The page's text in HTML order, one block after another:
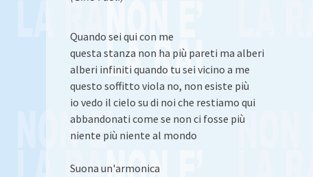
Quando sei qui con me
questa stanza non ha più pareti ma alberi
alberi infiniti quando tu sei vicino a me
questo soffitto viola no, non esiste più
io vedo il cielo su di noi che restiamo qui
abbandonati come se non ci fosse più
niente più niente al mondo
Suona un'armonica